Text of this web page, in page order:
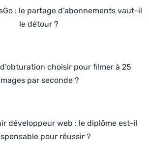
: le partage d’abonnements vaut-il
le détour ?
choisir pour filmer à 25
par seconde ?
développeur web : le diplôme est-il
pour réussir ?